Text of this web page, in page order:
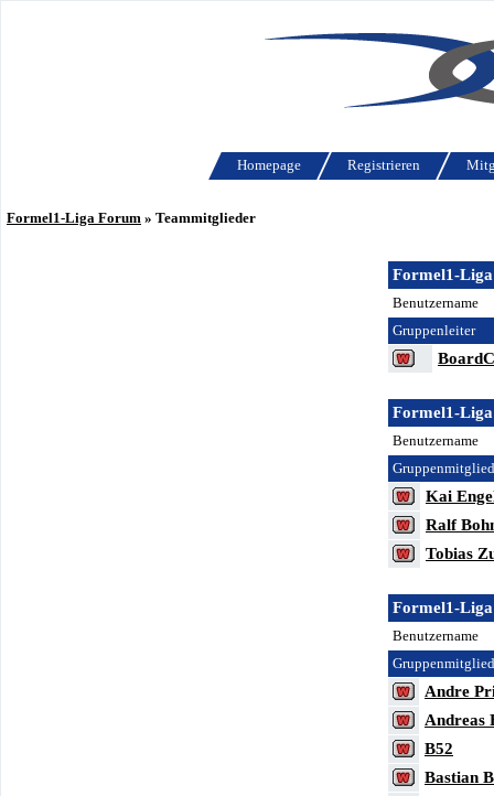
Homepage Registrieren
Formel1-Liga Forum » Teammitglieder
Formel1-
Benutzername
Gruppenleiter
Formel1-
Benutzername
Kai
Ralf
Tobias
Formel1-
Benutzername
Andre
Andreas
B52
Bastian